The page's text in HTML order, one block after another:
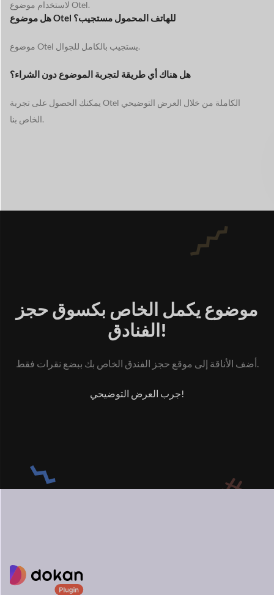
لاستخدام موضوع Otel.
هل موضوع Otel للهاتف المحمول مستجيب؟
موضوع Otel يستجيب بالكامل للجوال.
هل هناك أي طريقة لتجربة الموضوع دون الشراء؟
يمكنك الحصول على تجربة Otel الكاملة من خلال العرض التوضيحي
الخاص بنا.
موضوع يكمل الخاص بكسوق حجز
الفنادق!
أضف الأناقة إلى موقع حجز الفندق الخاص بك ببضع نقرات فقط.
جرب العرض التوضيحي!